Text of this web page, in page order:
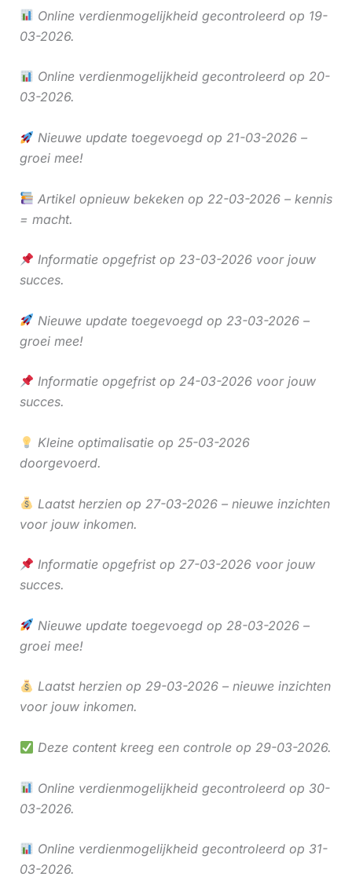
Online verdienmogelijkheid gecontroleerd op 19-
03-2026.
Online verdienmogelijkheid gecontroleerd op 20-
03-2026.
Nieuwe update toegevoegd op 21-03-2026 –
groei mee!
Artikel opnieuw bekeken op 22-03-2026 – kennis
= macht.
Informatie opgefrist op 23-03-2026 voor jouw
succes.
Nieuwe update toegevoegd op 23-03-2026 –
groei mee!
Informatie opgefrist op 24-03-2026 voor jouw
succes.
Kleine optimalisatie op 25-03-2026
doorgevoerd.
Laatst herzien op 27-03-2026 – nieuwe inzichten
voor jouw inkomen.
Informatie opgefrist op 27-03-2026 voor jouw
succes.
Nieuwe update toegevoegd op 28-03-2026 –
groei mee!
Laatst herzien op 29-03-2026 – nieuwe inzichten
voor jouw inkomen.
Deze content kreeg een controle op 29-03-2026.
Online verdienmogelijkheid gecontroleerd op 30-
03-2026.
Online verdienmogelijkheid gecontroleerd op 31-
03-2026.